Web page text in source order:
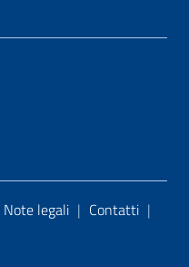
Note legali | Contatti |